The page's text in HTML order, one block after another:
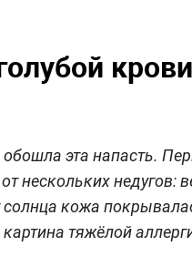
эта напасть.
нескольких недугов:
кожа
тяжёлой